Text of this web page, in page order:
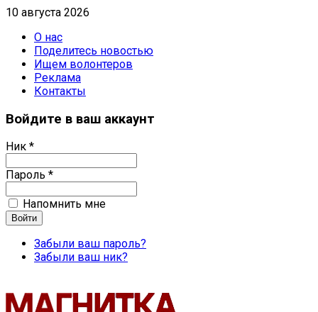
10 августа 2026
О нас
Поделитесь новостью
Ищем волонтеров
Реклама
Контакты
Войдите в ваш аккаунт
Ник *
Пароль *
Напомнить мне
Забыли ваш пароль?
Забыли ваш ник?